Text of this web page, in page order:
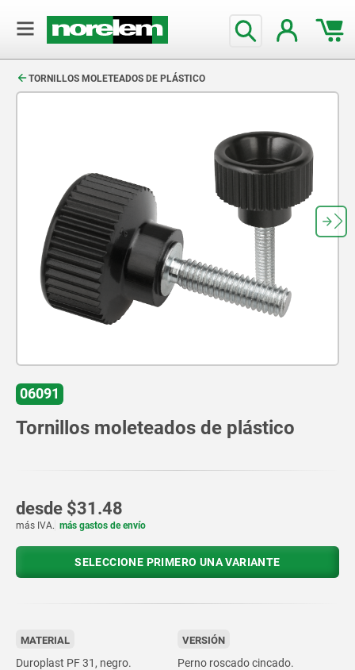
TORNILLOS MOLETEADOS DE PLÁSTICO
06091
Tornillos moleteados de plástico
desde $31.48
más IVA. más gastos de envío
SELECCIONE PRIMERO UNA VARIANTE
MATERIAL
Duroplast PF 31, negro.
VERSIÓN
Perno roscado cincado.